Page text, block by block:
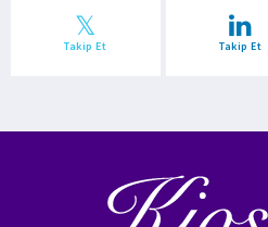
Takip Et Takip Et